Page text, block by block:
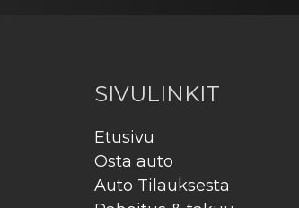
SIVULINKIT
Etusivu
Osta auto
Auto Tilauksesta